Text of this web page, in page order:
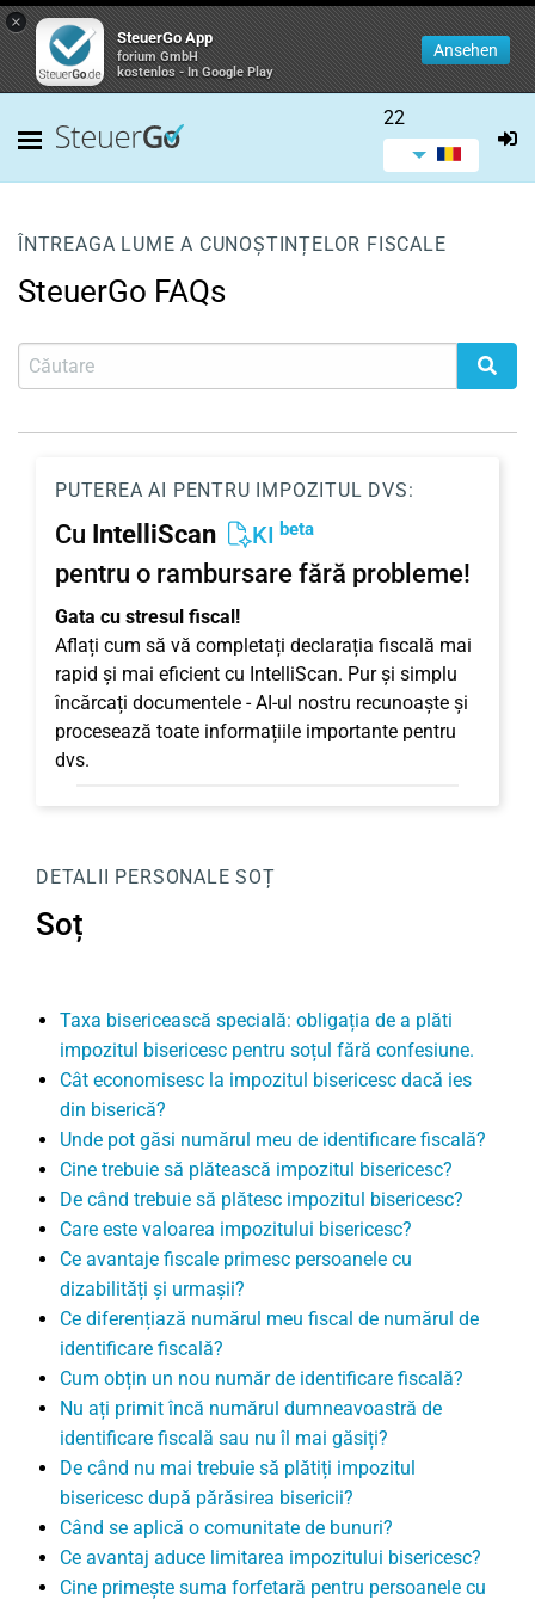
×
SteuerGo App
forium GmbH
kostenlos - In Google Play
Ansehen
22
ÎNTREAGA LUME A CUNOȘTINȚELOR FISCALE
SteuerGo FAQs
PUTEREA AI PENTRU IMPOZITUL DVS:
Cu IntelliScan KI beta
pentru o rambursare fără probleme!
Gata cu stresul fiscal!
Aflați cum să vă completați declarația fiscală mai
rapid și mai eficient cu IntelliScan. Pur și simplu
încărcați documentele - AI-ul nostru recunoaște și
procesează toate informațiile importante pentru
dvs.
DETALII PERSONALE SOȚ
Soț
Taxa bisericească specială: obligația de a plăti
impozitul bisericesc pentru soțul fără confesiune.
Cât economisesc la impozitul bisericesc dacă ies
din biserică?
Unde pot găsi numărul meu de identificare fiscală?
Cine trebuie să plătească impozitul bisericesc?
De când trebuie să plătesc impozitul bisericesc?
Care este valoarea impozitului bisericesc?
Ce avantaje fiscale primesc persoanele cu
dizabilități și urmașii?
Ce diferențiază numărul meu fiscal de numărul de
identificare fiscală?
Cum obțin un nou număr de identificare fiscală?
Nu ați primit încă numărul dumneavoastră de
identificare fiscală sau nu îl mai găsiți?
De când nu mai trebuie să plătiți impozitul
bisericesc după părăsirea bisericii?
Când se aplică o comunitate de bunuri?
Ce avantaj aduce limitarea impozitului bisericesc?
Cine primește suma forfetară pentru persoanele cu